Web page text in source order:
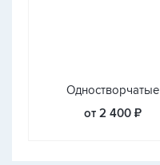
Одностворчатые
от 2 400 ₽